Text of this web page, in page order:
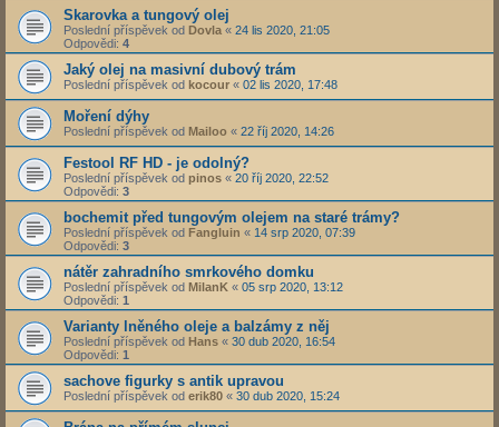
Skarovka a tungový olej
Poslední příspěvek od Dovla « 24 lis 2020, 21:05
Odpovědi: 4
Jaký olej na masivní dubový trám
Poslední příspěvek od kocour « 02 lis 2020, 17:48
Moření dýhy
Poslední příspěvek od Mailoo « 22 říj 2020, 14:26
Festool RF HD - je odolný?
Poslední příspěvek od pinos « 20 říj 2020, 22:52
Odpovědi: 3
bochemit před tungovým olejem na staré trámy?
Poslední příspěvek od Fangluin « 14 srp 2020, 07:39
Odpovědi: 3
nátěr zahradního smrkového domku
Poslední příspěvek od MilanK « 05 srp 2020, 13:12
Odpovědi: 1
Varianty lněného oleje a balzámy z něj
Poslední příspěvek od Hans « 30 dub 2020, 16:54
Odpovědi: 1
sachove figurky s antik upravou
Poslední příspěvek od erik80 « 30 dub 2020, 15:24